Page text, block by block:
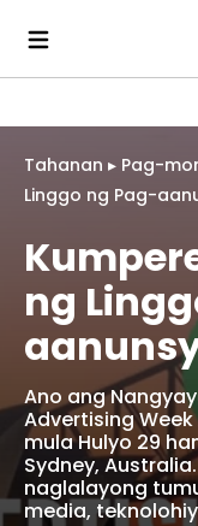
Tahanan ▸ Pag-
Linggo ng Pag-
ng
Ano ang
Advertising
mula Hulyo 29
Sydney,
naglalayong
media,